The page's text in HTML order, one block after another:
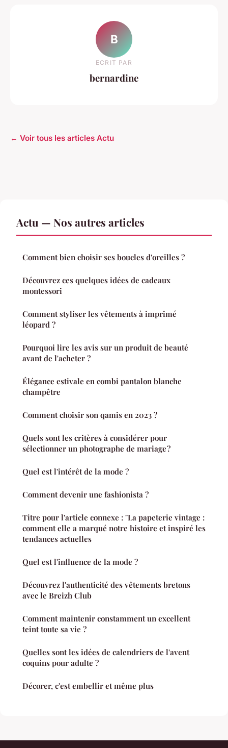
B
ECRIT PAR
bernardine
← Voir tous les articles Actu
Actu — Nos autres articles
Comment bien choisir ses boucles d'oreilles ?
Découvrez ces quelques idées de cadeaux
montessori
Comment styliser les vêtements à imprimé
léopard ?
Pourquoi lire les avis sur un produit de beauté
avant de l'acheter ?
Élégance estivale en combi pantalon blanche
champêtre
Comment choisir son qamis en 2023 ?
Quels sont les critères à considérer pour
sélectionner un photographe de mariage ?
Quel est l'intérêt de la mode ?
Comment devenir une fashionista ?
Titre pour l'article connexe : "La papeterie vintage :
comment elle a marqué notre histoire et inspiré les
tendances actuelles
Quel est l'influence de la mode ?
Découvrez l'authenticité des vêtements bretons
avec le Breizh Club
Comment maintenir constamment un excellent
teint toute sa vie ?
Quelles sont les idées de calendriers de l'avent
coquins pour adulte ?
Décorer, c'est embellir et même plus